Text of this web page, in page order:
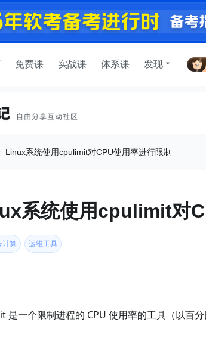
免费课 实战课 体系课 发现
Linux系统使用cpulimit对CPU使用率进行限制
系统使用cpulimit对
计算 运维工具
是一个限制进程的 CPU 使用率的工具（以百分